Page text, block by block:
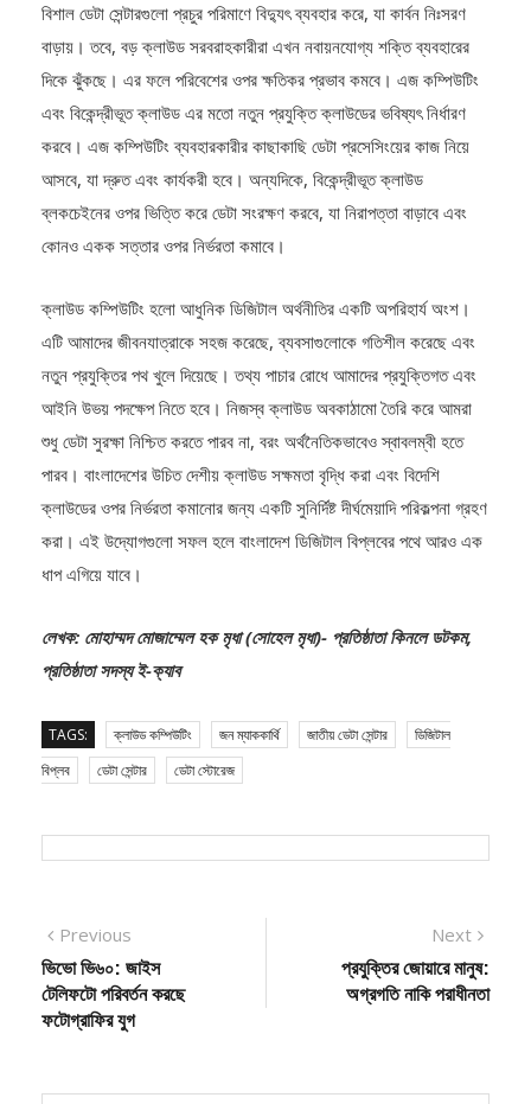
বিশাল ডেটা সেন্টারগুলো প্রচুর পরিমাণে বিদ্যুৎ ব্যবহার করে, যা কার্বন নিঃসরণ
বাড়ায়। তবে, বড় ক্লাউড সরবরাহকারীরা এখন নবায়নযোগ্য শক্তি ব্যবহারের
দিকে ঝুঁকছে। এর ফলে পরিবেশের ওপর ক্ষতিকর প্রভাব কমবে। এজ কম্পিউটিং
এবং বিকেন্দ্রীভূত ক্লাউড এর মতো নতুন প্রযুক্তি ক্লাউডের ভবিষ্যৎ নির্ধারণ
করবে। এজ কম্পিউটিং ব্যবহারকারীর কাছাকাছি ডেটা প্রসেসিংয়ের কাজ নিয়ে
আসবে, যা দ্রুত এবং কার্যকরী হবে। অন্যদিকে, বিকেন্দ্রীভূত ক্লাউড
ব্লকচেইনের ওপর ভিত্তি করে ডেটা সংরক্ষণ করবে, যা নিরাপত্তা বাড়াবে এবং
কোনও একক সত্তার ওপর নির্ভরতা কমাবে।
ক্লাউড কম্পিউটিং হলো আধুনিক ডিজিটাল অর্থনীতির একটি অপরিহার্য অংশ।
এটি আমাদের জীবনযাত্রাকে সহজ করেছে, ব্যবসাগুলোকে গতিশীল করেছে এবং
নতুন প্রযুক্তির পথ খুলে দিয়েছে। তথ্য পাচার রোধে আমাদের প্রযুক্তিগত এবং
আইনি উভয় পদক্ষেপ নিতে হবে। নিজস্ব ক্লাউড অবকাঠামো তৈরি করে আমরা
শুধু ডেটা সুরক্ষা নিশ্চিত করতে পারব না, বরং অর্থনৈতিকভাবেও স্বাবলম্বী হতে
পারব। বাংলাদেশের উচিত দেশীয় ক্লাউড সক্ষমতা বৃদ্ধি করা এবং বিদেশি
ক্লাউডের ওপর নির্ভরতা কমানোর জন্য একটি সুনির্দিষ্ট দীর্ঘমেয়াদি পরিকল্পনা গ্রহণ
করা। এই উদ্যোগগুলো সফল হলে বাংলাদেশ ডিজিটাল বিপ্লবের পথে আরও এক
ধাপ এগিয়ে যাবে।
লেখক: মোহাম্মদ মোজাম্মেল হক মৃধা (সোহেল মৃধা)- প্রতিষ্ঠাতা কিনলে ডটকম,
প্রতিষ্ঠাতা সদস্য ই-ক্যাব
TAGS: ক্লাউড কম্পিউটিং জন ম্যাককার্থি জাতীয় ডেটা সেন্টার
ডিজিটাল
বিপ্লব
ডেটা সেন্টার ডেটা স্টোরেজ
Post
navigation
Previous
post:
ভিভো ভি৬০: জাইস
টেলিফটো পরিবর্তন করছে
ফটোগ্রাফির যুগ
Next
প্রযুক্তির জোয়ারে মানুষ:
অগ্রগতি নাকি পরাধীনতা